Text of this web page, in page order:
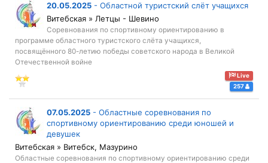
20.05.2025 - Областной туристский слёт учащихся
Витебская » Летцы - Шевино
Соревнования по спортивному ориентированию в
программе областного туристского слёта учащихся,
посвящённого 80-летию победы советского народа в Великой
Отечественной войне
Live
257
07.05.2025 - Областные соревнования по
спортивному ориентированию среди юношей и
девушек
Витебская » Витебск, Мазурино
Областные соревнования по спортивному ориентированию среди